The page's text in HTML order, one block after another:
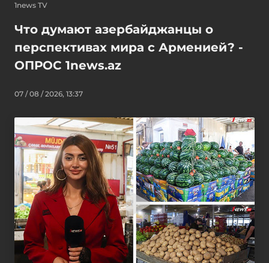
1news TV
Что думают азербайджанцы о
перспективах мира с Арменией? -
ОПРОС 1news.az
07 / 08 / 2026, 13:37